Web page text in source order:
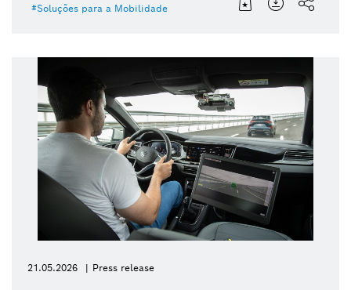
Soluções para a Mobilidade
21.05.2026 Press release